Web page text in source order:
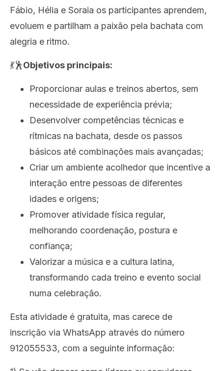
Fábio, Hélia e Soraia os participantes aprendem,
evoluem e partilham a paixão pela bachata com
alegria e ritmo.
💃🕺Objetivos principais:
Proporcionar aulas e treinos abertos, sem
necessidade de experiência prévia;
Desenvolver competências técnicas e
rítmicas na bachata, desde os passos
básicos até combinações mais avançadas;
Criar um ambiente acolhedor que incentive a
interação entre pessoas de diferentes
idades e origens;
Promover atividade física regular,
melhorando coordenação, postura e
confiança;
Valorizar a música e a cultura latina,
transformando cada treino e evento social
numa celebração.
Esta atividade é gratuita, mas carece de
inscrição via WhatsApp através do número
912055533, com a seguinte informação: